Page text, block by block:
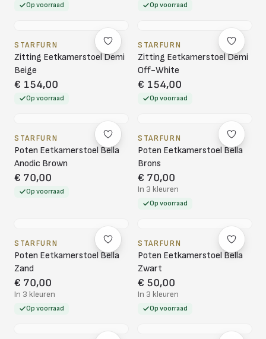
Op voorraad Op voorraad
STARFURN
Zitting Eetkamerstoel Demi
Beige
€ 154,00
Op voorraad
STARFURN
Zitting Eetkamerstoel Demi
Off-White
€ 154,00
Op voorraad
STARFURN
Poten Eetkamerstoel Bella
Anodic Brown
€ 70,00
Op voorraad
STARFURN
Poten Eetkamerstoel Bella
Brons
€ 70,00
In 3 kleuren
Op voorraad
STARFURN
Poten Eetkamerstoel Bella
Zand
€ 70,00
In 3 kleuren
Op voorraad
STARFURN
Poten Eetkamerstoel Bella
Zwart
€ 50,00
In 3 kleuren
Op voorraad